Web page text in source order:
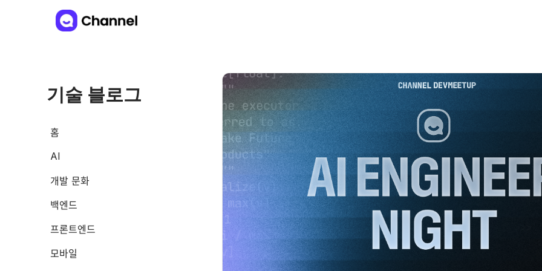
기술 블로그
홈
AI
개발 문화
백엔드
프론트엔드
모바일